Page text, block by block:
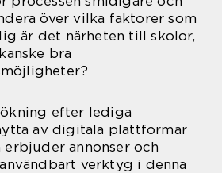
över vilka faktorer som
är det närheten till skolor,
bra
efter lediga
av digitala plattformar
annonser och
verktyg i denna